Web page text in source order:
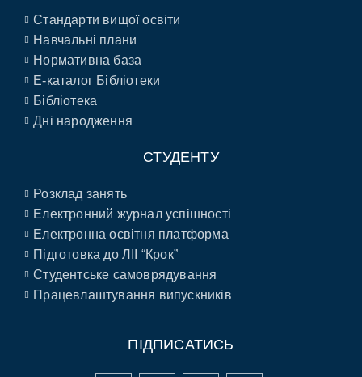
Стандарти вищої освіти
Навчальні плани
Нормативна база
E-каталог Бібліотеки
Бібліотека
Дні народження
СТУДЕНТУ
Розклад занять
Електронний журнал успішності
Електронна освітня платформа
Підготовка до ЛІІ “Крок”
Студентське самоврядування
Працевлаштування випускників
ПІДПИСАТИСЬ